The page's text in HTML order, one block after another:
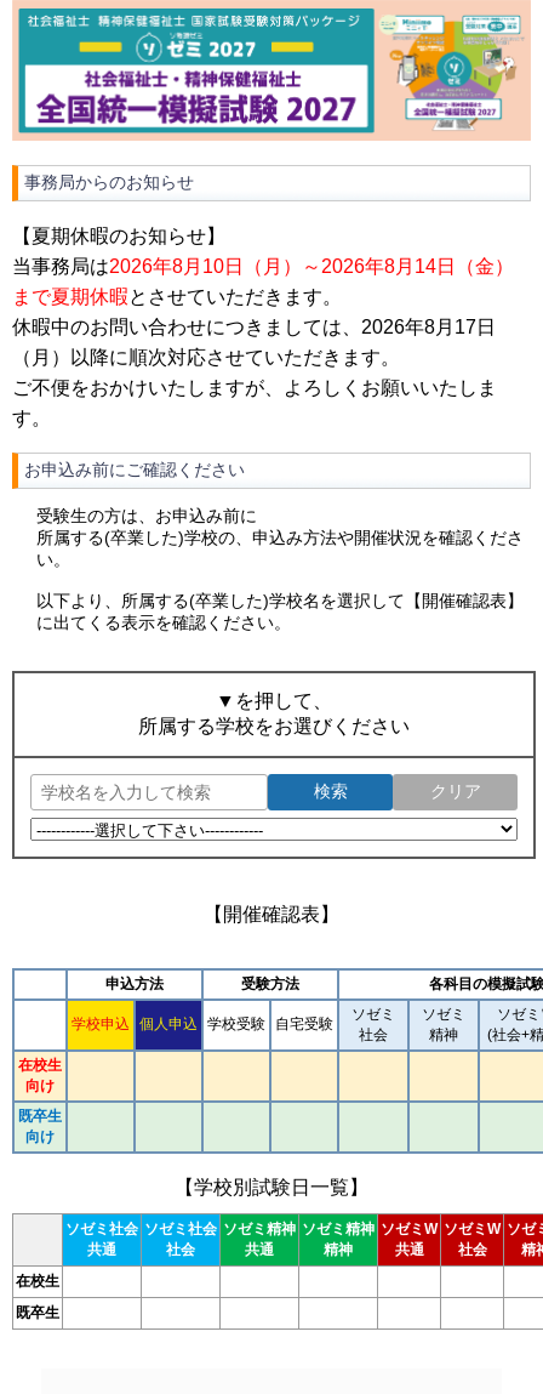
事務局からのお知らせ
【夏期休暇のお知らせ】
当事務局は2026年8月10日（月）～2026年8月14日（金）
まで夏期休暇とさせていただきます。
休暇中のお問い合わせにつきましては、2026年8月17日
（月）以降に順次対応させていただきます。
ご不便をおかけいたしますが、よろしくお願いいたしま
す。
お申込み前にご確認ください
受験生の方は、お申込み前に
所属する(卒業した)学校の、申込み方法や開催状況を確認くださ
い。
以下より、所属する(卒業した)学校名を選択して【開催確認表】
に出てくる表示を確認ください。
▼を押して、
所属する学校をお選びください
検索 クリア
【開催確認表】
申込方法 受験方法 各科目の模擬試
学校申込 個人申込 学校受験 自宅受験
ソゼミ
社会
ソゼミ
精神
ソゼミ
(社会+
在校生
向け
既卒生
向け
【学校別試験日一覧】
ソゼミ社会
共通
ソゼミ社会
社会
ソゼミ精神
共通
ソゼミ精神
精神
ソゼミW
共通
ソゼミW
社会
ソゼ
精
在校生
既卒生